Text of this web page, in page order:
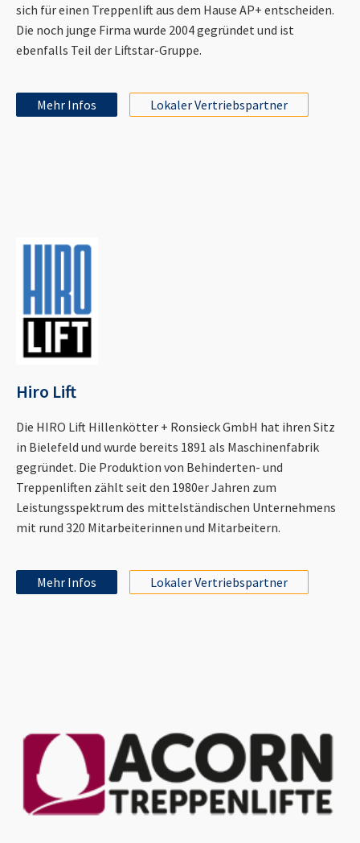
sich für einen Treppenlift aus dem Hause AP+ entscheiden.
Die noch junge Firma wurde 2004 gegründet und ist
ebenfalls Teil der Liftstar-Gruppe.
Mehr Infos Lokaler Vertriebspartner
Hiro Lift
Die HIRO Lift Hillenkötter + Ronsieck GmbH hat ihren Sitz
in Bielefeld und wurde bereits 1891 als Maschinenfabrik
gegründet. Die Produktion von Behinderten- und
Treppenliften zählt seit den 1980er Jahren zum
Leistungsspektrum des mittelständischen Unternehmens
mit rund 320 Mitarbeiterinnen und Mitarbeitern.
Mehr Infos Lokaler Vertriebspartner